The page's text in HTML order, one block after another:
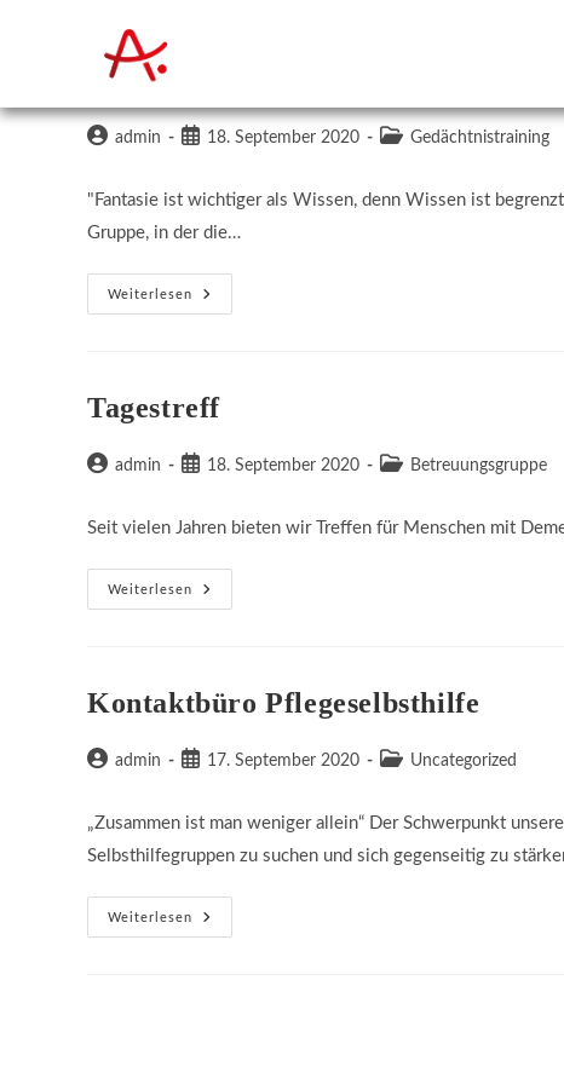
Gedächtnisrunden – alltagsorientiert
Beitrags-
admin
Beitrag18. September 2020
Beitrags-Gedächtnistraining
"Fantasie ist wichtiger als Wissen, denn Wissen ist
Gruppe, in der die…
Weiterlesen
Gedächtnisrunden
–
Tagestreff
Beitrags-
admin
Beitrag18. September 2020
Beitrags-Betreuungsgruppe
Seit vielen Jahren bieten wir Treffen für Menschen mit
Weiterlesen Tagestreff
Kontaktbüro Pflegeselbsthilfe
Beitrags-
admin
Beitrag17. September 2020
Beitrags-Uncategorized
„Zusammen ist man weniger allein“ Der Schwerpunkt
Selbsthilfegruppen zu suchen und sich gegenseitig zu
Weiterlesen
Kontaktbüro
Pflegeselbsthilfe